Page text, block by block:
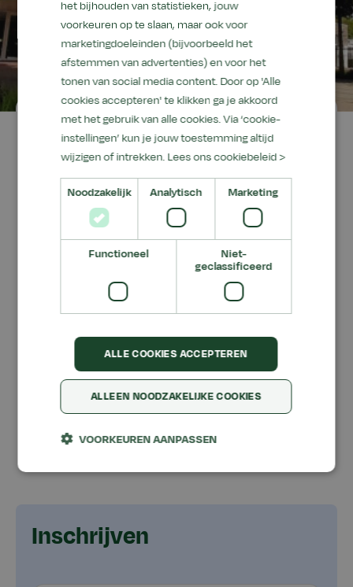
Locatie
Aeres Training Centre, Locatie
Barneveld
Aeres Training Centre Barneveld heeft een unieke
leer en werkomgeving gecreëerd. Alle faciliteiten
liggen verspreid over een prachtige campus van
circa 7,5 ha. Met het grootste aanbod
beroepsopleidingen gericht op dierverzorging,
professionaliseren.
Bekijk locatie
Inschrijven
het bijhouden van statistieken, jouw
voorkeuren op te slaan, maar ook voor
marketingdoeleinden (bijvoorbeeld het
afstemmen van advertenties) en voor het
tonen van social media content. Door op 'Alle
cookies accepteren' te klikken ga je akkoord
met het gebruik van alle cookies. Via ‘cookie-
instellingen’ kun je jouw toestemming altijd
wijzigen of intrekken. Lees ons cookiebeleid >
Noodzakelijk Analytisch Marketing
Functioneel
Niet-
geclassificeerd
ALLE COOKIES ACCEPTEREN
ALLEEN NOODZAKELIJKE COOKIES
VOORKEUREN AANPASSEN